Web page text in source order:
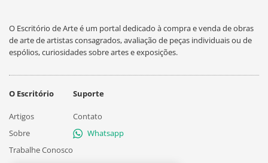
O Escritório de Arte é um portal dedicado à compra e venda de obras
de arte de artistas consagrados, avaliação de peças individuais ou de
espólios, curiosidades sobre artes e exposições.
O Escritório
Artigos
Sobre
Trabalhe Conosco
Suporte
Contato
Whatsapp